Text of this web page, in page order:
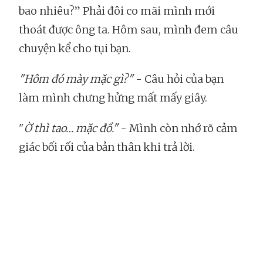
bao nhiêu?” Phải đôi co mãi mình mới
thoát được ông ta. Hôm sau, mình đem câu
chuyện kể cho tụi bạn.
"Hôm đó mày mặc gì?"- Câu hỏi của bạn
làm mình chưng hửng mất mấy giây.
"Ờ thì tao… mặc đồ."- Mình còn nhớ rõ cảm
giác bối rối của bản thân khi trả lời.